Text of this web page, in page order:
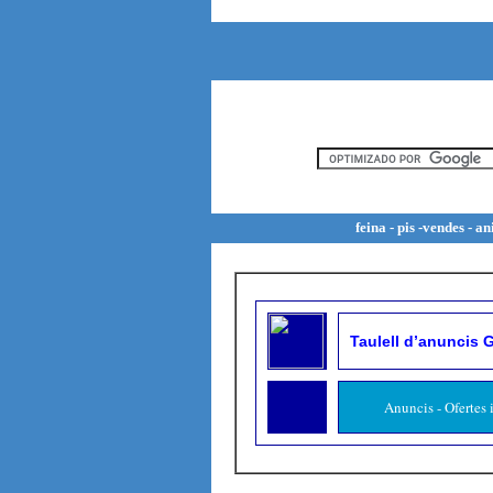
feina - pis -vendes -
Taulell d’anuncis
Anuncis - Ofertes